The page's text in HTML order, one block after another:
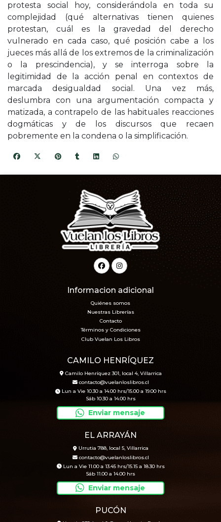
protesta social hoy, considerándola en toda su
complejidad (qué alternativas tienen quienes
protestan, cuál es la gravedad del derecho
vulnerado en cada caso, qué posición cabe a los
jueces más allá de los extremos de la criminalización
o la prescindencia), y se interroga sobre la
legitimidad de la acción penal en contextos de
marcada desigualdad social. Una vez más,
deslumbra con una argumentación compacta y
matizada, a contrapelo de las habituales reacciones
dogmáticas y de los discursos que recaen
pobremente en la condena o la simplificación.
Informacion adicional
Quiénes somos
Nuestras Librerías
Contacto
Términos y Condiciones
Club Vuelan Los Libros
CAMILO HENRÍQUEZ
Camilo Henríquez 301, local 4, Villarrica
contacto@vuelanloslibros.cl
Lun a Vie 10.30 a 14.00 hrs/15.00 a 19.00 hrs
Sáb 10.30 a 14.00 hrs
Enviar mensaje
EL ARRAYÁN
Urrutia 788, local 5, Villarrica
contacto@vuelanloslibros.cl
Lun a Vie 11.00 a 13.45 hrs/15.15 a 18.30 hrs
Sáb 11.00 a 14.00 hrs
Enviar mensaje
PUCÓN